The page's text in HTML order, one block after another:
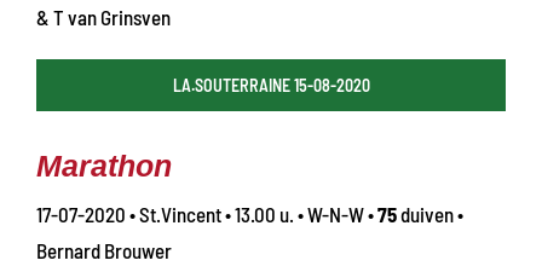
& T van Grinsven
LA.SOUTERRAINE 15-08-2020
Marathon
17-07-2020 • St.Vincent • 13.00 u. • W-N-W •75duiven •
Bernard Brouwer